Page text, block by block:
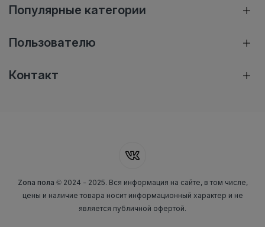
Популярные категории
Пользователю
Контакт
Zona пола © 2024 - 2025. Вся информация на сайте, в том числе,
цены и наличие товара носит информационный характер и не
является публичной офертой.